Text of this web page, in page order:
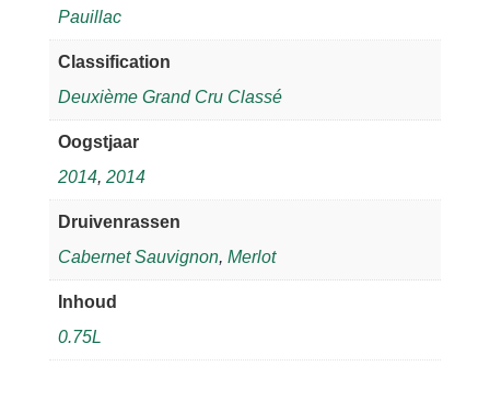
Pauillac
Classification
Deuxième Grand Cru Classé
Oogstjaar
2014, 2014
Druivenrassen
Cabernet Sauvignon, Merlot
Inhoud
0.75L